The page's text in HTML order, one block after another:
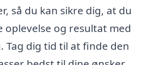
så du kan sikre dig, at du
oplevelse og resultat med
Tag dig tid til at finde den